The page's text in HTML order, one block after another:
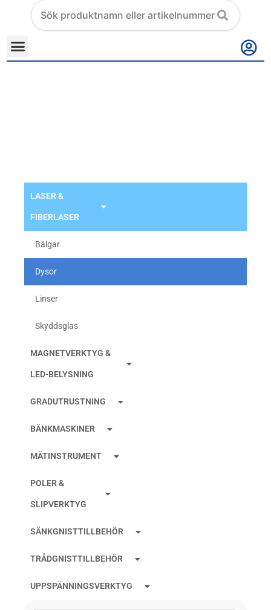
Search
products
LASER &
FIBERLASER
Bälgar
Dysor
Linser
Skyddsglas
MAGNETVERKTYG &
LED-BELYSNING
GRADUTRUSTNING
BÄNKMASKINER
MÄTINSTRUMENT
POLER &
SLIPVERKTYG
SÄNKGNISTTILLBEHÖR
TRÅDGNISTTILLBEHÖR
UPPSPÄNNINGSVERKTYG